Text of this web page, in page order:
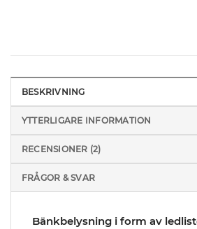
BESKRIVNING
YTTERLIGARE INFORMATION
RECENSIONER (2)
FRÅGOR & SVAR
Bänkbelysning i form av